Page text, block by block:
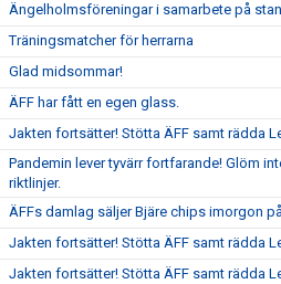
Ängelholmsföreningar i samarbete på stan
Träningsmatcher för herrarna
Glad midsommar!
ÄFF har fått en egen glass.
Jakten fortsätter! Stötta ÄFF samt rädda
Pandemin lever tyvärr fortfarande! Glöm
riktlinjer.
ÄFFs damlag säljer Bjäre chips imorgon
Jakten fortsätter! Stötta ÄFF samt rädda
Jakten fortsätter! Stötta ÄFF samt rädda